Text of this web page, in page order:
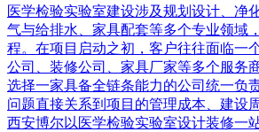
医学检验实验室建设涉及规划设计、净
气与给排水、家具配套等多个专业领域
程。在项目启动之初，客户往往面临一
公司、装修公司、家具厂家等多个服务
选择一家具备全链条能力的公司统一负
问题直接关系到项目的管理成本、建设
西安博尔以医学检验实验室设计装修一